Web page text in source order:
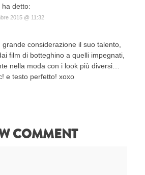
ha detto:
2015 @ 11:32
considerazione il suo talento,
film di botteghino a quelli impegnati,
nella moda con i look più diversi…
e testo perfetto! xoxo
COMMENT